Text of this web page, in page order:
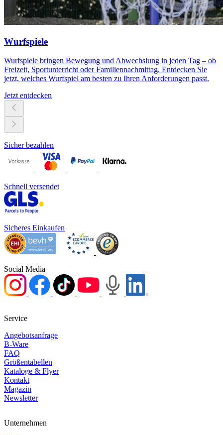
Wurfspiele
Wurfspiele bringen Bewegung und Abwechslung in jeden Tag – ob
Freizeit, Sportunterricht oder Familiennachmittag. Entdecken Sie
jetzt, welches Wurfspiel am besten zu Ihren Anforderungen passt.
Jetzt entdecken
Sicher bezahlen
Schnell versendet
Sicheres Einkaufen
Social Media
Service
Angebotsanfrage
B-Ware
FAQ
Größentabellen
Kataloge & Flyer
Kontakt
Magazin
Newsletter
Unternehmen